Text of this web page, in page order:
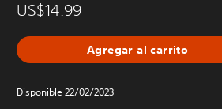
US$14.99
Agregar al carrito
Disponible 22/02/2023